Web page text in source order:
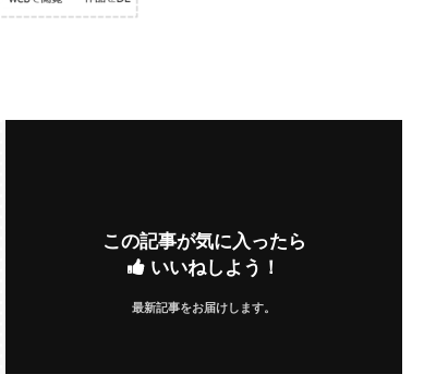
この記事が気に入ったら
いいねしよう！
最新記事をお届けします。